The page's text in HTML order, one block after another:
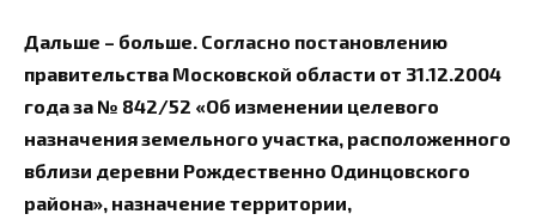
Дальше – больше. Согласно постановлению
правительства Московской области от 31.12.2004
года за № 842/52 «Об изменении целевого
назначения земельного участка, расположенного
вблизи деревни Рождественно Одинцовского
района», назначение территории,